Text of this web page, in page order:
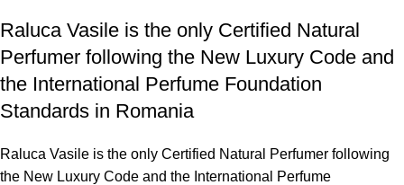
Raluca Vasile is the only Certified Natural
Perfumer following the New Luxury Code and
the International Perfume Foundation
Standards in Romania
Raluca Vasile is the only Certified Natural Perfumer following
the New Luxury Code and the International Perfume